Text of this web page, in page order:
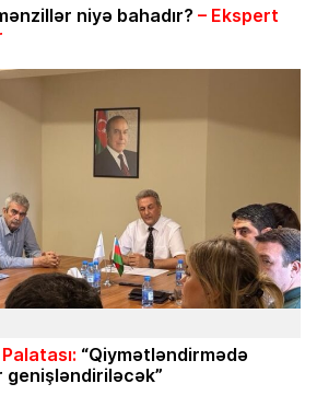
niyə bahadır? – Ekspert
“Qiymətləndirmədə